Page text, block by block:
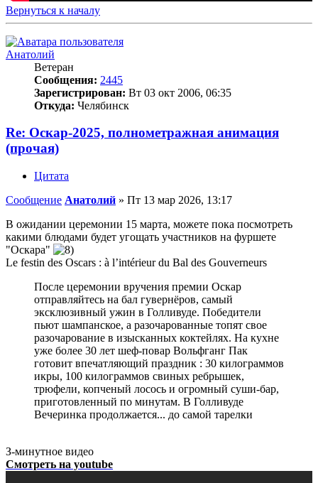
Вернуться к началу
Анатолий
Ветеран
Сообщения: 2445
Зарегистрирован: Вт 03 окт 2006, 06:35
Откуда: Челябинск
Re: Оскар-2025, полнометражная анимация
(прочая)
Цитата
Сообщение Анатолий » Пт 13 мар 2026, 13:17
В ожидании церемонии 15 марта, можете пока посмотреть
какими блюдами будет угощать участников на фуршете
"Оскара"
Le festin des Oscars : à l’intérieur du Bal des Gouverneurs
После церемонии вручения премии Оскар
отправляйтесь на бал гувернёров, самый
эксклюзивный ужин в Голливуде. Победители
пьют шампанское, а разочарованные топят свое
разочарование в изысканных коктейлях. На кухне
уже более 30 лет шеф-повар Вольфганг Пак
готовит впечатляющий праздник : 30 килограммов
икры, 100 килограммов свиных ребрышек,
трюфели, копченый лосось и огромный суши-бар,
приготовленный по минутам. В Голливуде
Вечеринка продолжается... до самой тарелки
З-минутное видео
Смотреть на youtube